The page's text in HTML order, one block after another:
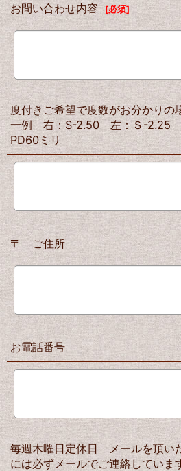
お問い合わせ内容 [必須]
度付きご希望で度数がお分かり
一例 右：S-2.50 左：Ｓ-
PD60ミリ
〒 ご住所
お電話番号
毎週木曜日定休日 メールを頂い
には必ずメールでご連絡していま